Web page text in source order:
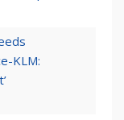
KLM: